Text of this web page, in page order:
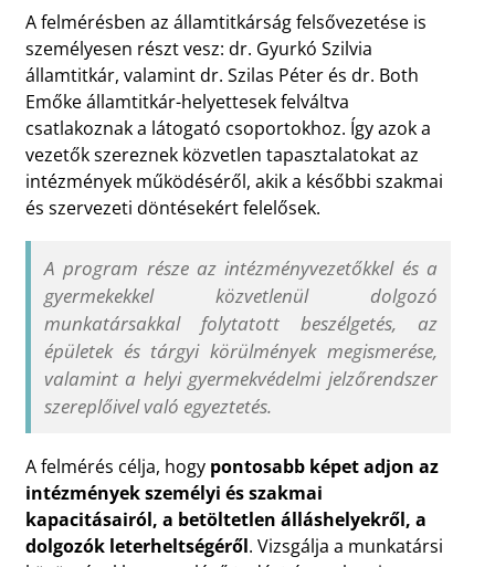
A felmérésben az államtitkárság felsővezetése is
személyesen részt vesz: dr. Gyurkó Szilvia
államtitkár, valamint dr. Szilas Péter és dr. Both
Emőke államtitkár-helyettesek felváltva
csatlakoznak a látogató csoportokhoz. Így azok a
vezetők szereznek közvetlen tapasztalatokat az
intézmények működéséről, akik a későbbi szakmai
és szervezeti döntésekért felelősek.
A program része az intézményvezetőkkel és a
gyermekekkel közvetlenül dolgozó
munkatársakkal folytatott beszélgetés, az
épületek és tárgyi körülmények megismerése,
valamint a helyi gyermekvédelmi jelzőrendszer
szereplőivel való egyeztetés.
A felmérés célja, hogy pontosabb képet adjon az
intézmények személyi és szakmai
kapacitásairól, a betöltetlen álláshelyekről, a
dolgozók leterheltségéről. Vizsgálja a munkatársi